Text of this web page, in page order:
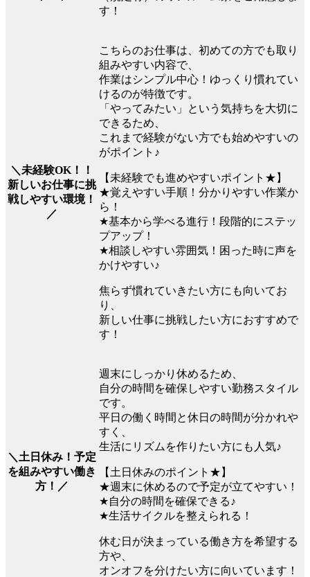
す！
＼未経験OK！！
新しいお仕事に挑
戦しやすい環境！
／
こちらのお仕事は、初めての方でも取り
組みやすい内容で、
作業はシンプル中心！ゆっくり慣れてい
けるのが特徴です。
「やってみたい」という気持ちを大切に
できるため、
これまで経験がない方でも始めやすいの
がポイント♪
【未経験でも進めやすいポイント★】
★覚えやすい手順！分かりやすい作業か
ら！
★基本から学べる進行！段階的にステッ
プアップ！
★相談しやすい雰囲気！困った時に声を
かけやすい♪
焦らず慣れていきたい方にも向いてお
り、
新しい仕事に挑戦したい方におすすめで
す！
＼土日休み！予定
を組みやすい働き
方！／
週末にしっかり休めるため、
自分の時間を確保しやすい勤務スタイル
です。
平日の働く時間と休日の時間が分かれや
すく、
生活にリズムを作りたい方にも人気♪
【土日休みのポイント★】
★週末に休めるので予定が立てやすい！
★自分の時間を確保できる♪
★生活サイクルを整えられる！
休む日が決まっている働き方を希望する
方や、
オンオフを分けたい方に向いています！